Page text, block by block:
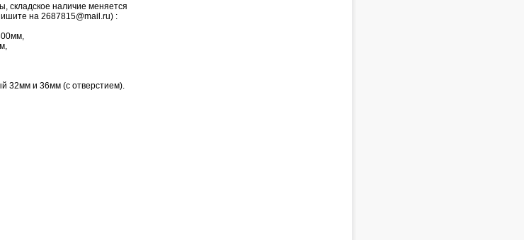
складское наличие меняется
на 2687815@mail.ru) :
32мм и 36мм (с отверстием).